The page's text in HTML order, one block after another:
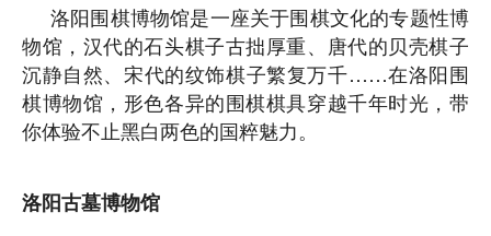
洛阳围棋博物馆是一座关于围棋文化的专题性博
物馆，汉代的石头棋子古拙厚重、唐代的贝壳棋子
沉静自然、宋代的纹饰棋子繁复万千……在洛阳围
棋博物馆，形色各异的围棋棋具穿越千年时光，带
你体验不止黑白两色的国粹魅力。
洛阳古墓博物馆